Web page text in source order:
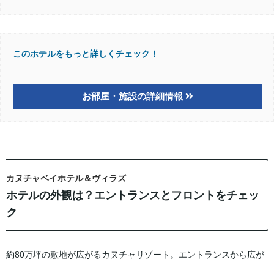
このホテルをもっと詳しくチェック！
お部屋・施設の詳細情報
カヌチャベイホテル＆ヴィラズ
ホテルの外観は？エントランスとフロントをチェッ
ク
約80万坪の敷地が広がるカヌチャリゾート。エントランスから広が